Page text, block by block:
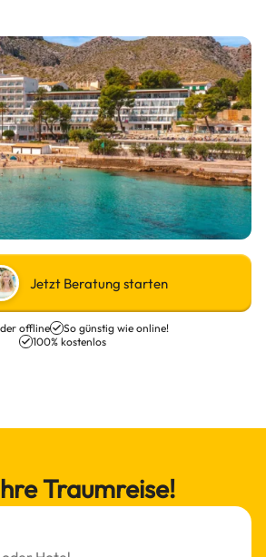
Jetzt Beratung starten
offline
So günstig wie online!
100% kostenlos
Traumreise!